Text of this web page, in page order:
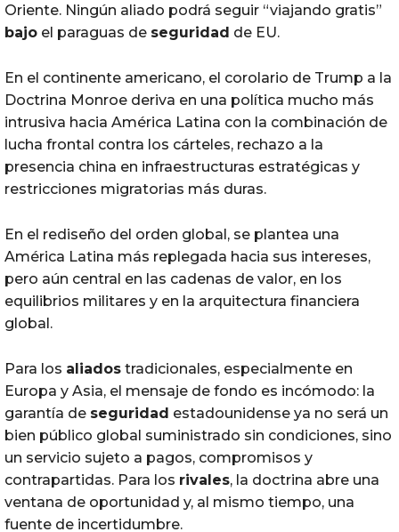
Oriente. Ningún aliado podrá seguir “viajando gratis”
bajo el paraguas de seguridad de EU.
En el continente americano, el corolario de Trump a la
Doctrina Monroe deriva en una política mucho más
intrusiva hacia América Latina con la combinación de
lucha frontal contra los cárteles, rechazo a la
presencia china en infraestructuras estratégicas y
restricciones migratorias más duras.
En el rediseño del orden global, se plantea una
América Latina más replegada hacia sus intereses,
pero aún central en las cadenas de valor, en los
equilibrios militares y en la arquitectura financiera
global.
Para los aliados tradicionales, especialmente en
Europa y Asia, el mensaje de fondo es incómodo: la
garantía de seguridad estadounidense ya no será un
bien público global suministrado sin condiciones, sino
un servicio sujeto a pagos, compromisos y
contrapartidas. Para los rivales, la doctrina abre una
ventana de oportunidad y, al mismo tiempo, una
fuente de incertidumbre.